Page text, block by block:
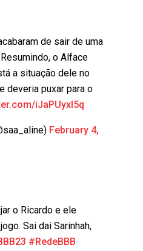
de sair de uma
o Alface
a situação dele no
deveria puxar para o
iJaPUyxl5q
February 4,
o Ricardo e ele
Sai dai Sarinhah,
#RedeBBB